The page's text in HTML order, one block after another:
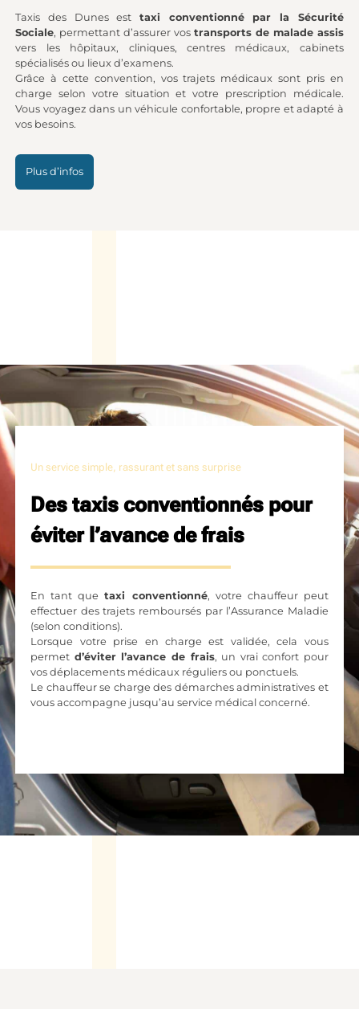
Taxis des Dunes est taxi conventionné par la Sécurité
Sociale, permettant d’assurer vos transports de malade assis
vers les hôpitaux, cliniques, centres médicaux, cabinets
spécialisés ou lieux d’examens.
Grâce à cette convention, vos trajets médicaux sont pris en
charge selon votre situation et votre prescription médicale.
Vous voyagez dans un véhicule confortable, propre et adapté à
vos besoins.
Plus d’infos
Un service simple, rassurant et sans surprise
Des taxis conventionnés pour
éviter l’avance de frais
En tant quetaxi conventionné, votre chauffeur peut
effectuer des trajets remboursés par l’Assurance Maladie
(selon conditions).
Lorsque votre prise en charge est validée, cela vous
permet d’éviter l’avance de frais, un vrai confort pour
vos déplacements médicaux réguliers ou ponctuels.
Le chauffeur se charge des démarches administratives et
vous accompagne jusqu’au service médical concerné.